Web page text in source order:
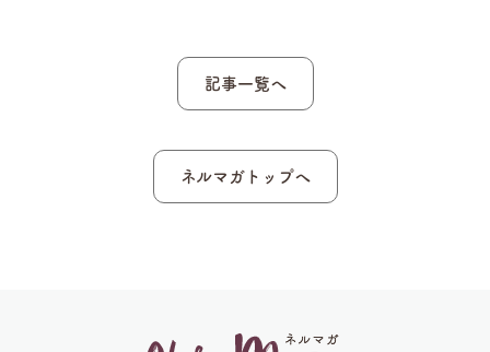
記事一覧へ
ネルマガトップへ